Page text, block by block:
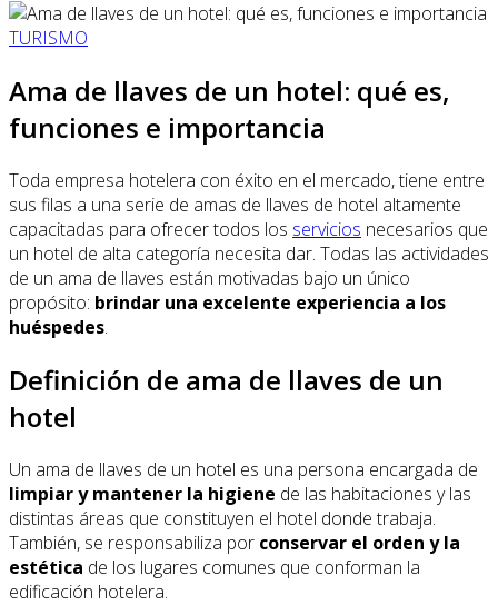
TURISMO
Ama de llaves de un hotel: qué es,
funciones e importancia
Toda empresa hotelera con éxito en el mercado, tiene entre
sus filas a una serie de amas de llaves de hotel altamente
capacitadas para ofrecer todos los servicios necesarios que
un hotel de alta categoría necesita dar. Todas las actividades
de un ama de llaves están motivadas bajo un único
propósito: brindar una excelente experiencia a los
huéspedes.
Definición de ama de llaves de un
hotel
Un ama de llaves de un hotel es una persona encargada de
limpiar y mantener la higiene de las habitaciones y las
distintas áreas que constituyen el hotel donde trabaja.
También, se responsabiliza por conservar el orden y la
estética de los lugares comunes que conforman la
edificación hotelera.